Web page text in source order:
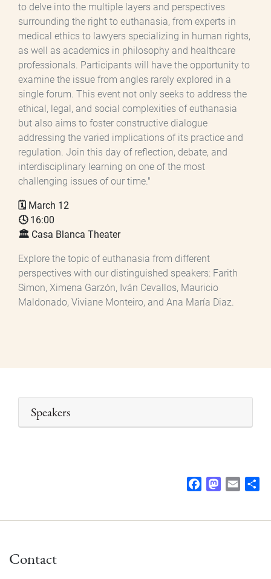
to delve into the multiple layers and perspectives
surrounding the right to euthanasia, from experts in
medical ethics to lawyers specializing in human rights,
as well as academics in philosophy and healthcare
professionals. Participants will have the opportunity to
examine the issue from angles rarely explored in a
single forum. This event not only seeks to address the
ethical, legal, and social complexities of euthanasia
but also aims to foster constructive dialogue
addressing the varied implications of its practice and
regulation. Join this day of reflection, debate, and
interdisciplinary learning on one of the most
challenging issues of our time."
🗓️ March 12
🕓16:00
🏛️ Casa Blanca Theater
Explore the topic of euthanasia from different
perspectives with our distinguished speakers: Farith
Simon, Ximena Garzón, Iván Cevallos, Mauricio
Maldonado, Viviane Monteiro, and Ana María Diaz.
Speakers
M
Contact